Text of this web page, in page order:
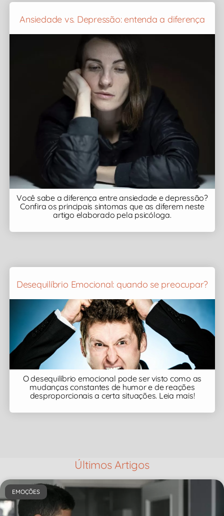
Ansiedade vs. Depressão: entenda a diferença
Você sabe a diferença entre ansiedade e depressão?
Confira os principais sintomas que as diferem neste
artigo elaborado pela psicóloga.
Desequilíbrio Emocional: quando se preocupar?
O desequilíbrio emocional pode ser visto como as
mudanças constantes de humor e de reações
desproporcionais a certa situações. Leia mais!
Últimos Artigos
EMOÇÕES